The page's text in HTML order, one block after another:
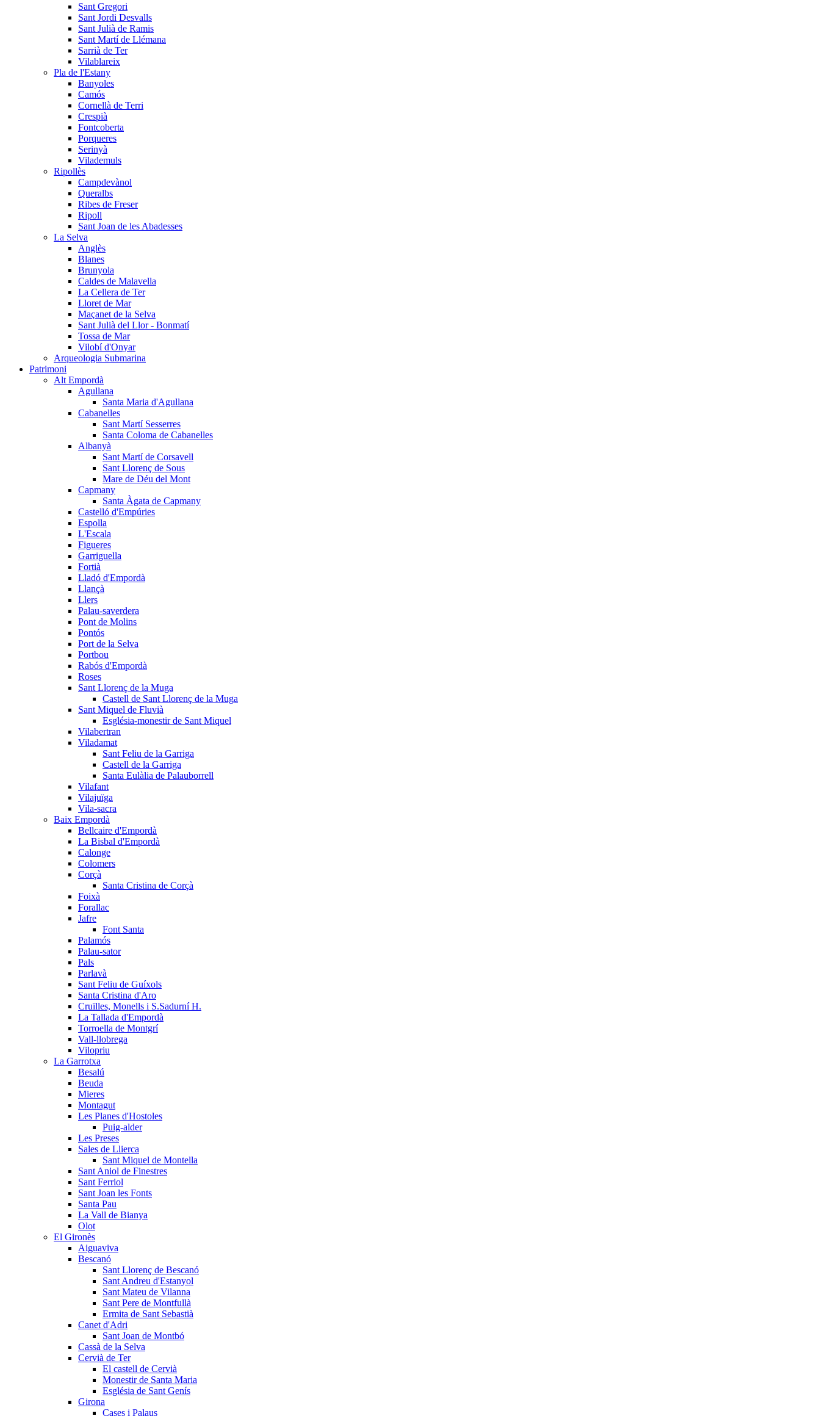
Sant Gregori
Sant Jordi Desvalls
Sant Julià de Ramis
Sant Martí de Llémana
Sarrià de Ter
Vilablareix
Pla de l'Estany
Banyoles
Camós
Cornellà de Terri
Crespià
Fontcoberta
Porqueres
Serinyà
Vilademuls
Ripollès
Campdevànol
Queralbs
Ribes de Freser
Ripoll
Sant Joan de les Abadesses
La Selva
Anglès
Blanes
Brunyola
Caldes de Malavella
La Cellera de Ter
Lloret de Mar
Maçanet de la Selva
Sant Julià del Llor - Bonmatí
Tossa de Mar
Vilobí d'Onyar
Arqueologia Submarina
Patrimoni
Alt Empordà
Agullana
Santa Maria d'Agullana
Cabanelles
Sant Martí Sesserres
Santa Coloma de Cabanelles
Albanyà
Sant Martí de Corsavell
Sant Llorenç de Sous
Mare de Déu del Mont
Capmany
Santa Àgata de Capmany
Castelló d'Empúries
Espolla
L'Escala
Figueres
Garriguella
Fortià
Lladó d'Empordà
Llançà
Llers
Palau-saverdera
Pont de Molins
Pontós
Port de la Selva
Portbou
Rabós d'Empordà
Roses
Sant Llorenç de la Muga
Castell de Sant Llorenç de la Muga
Sant Miquel de Fluvià
Església-monestir de Sant Miquel
Vilabertran
Viladamat
Sant Feliu de la Garriga
Castell de la Garriga
Santa Eulàlia de Palauborrell
Vilafant
Vilajuïga
Vila-sacra
Baix Empordà
Bellcaire d'Empordà
La Bisbal d'Empordà
Calonge
Colomers
Corçà
Santa Cristina de Corçà
Foixà
Forallac
Jafre
Font Santa
Palamós
Palau-sator
Pals
Parlavà
Sant Feliu de Guíxols
Santa Cristina d'Aro
Cruïlles, Monells i S.Sadurní H.
La Tallada d'Empordà
Torroella de Montgrí
Vall-llobrega
Vilopriu
La Garrotxa
Besalú
Beuda
Mieres
Montagut
Les Planes d'Hostoles
Puig-alder
Les Preses
Sales de Llierca
Sant Miquel de Montella
Sant Aniol de Finestres
Sant Ferriol
Sant Joan les Fonts
Santa Pau
La Vall de Bianya
Olot
El Gironès
Aiguaviva
Bescanó
Sant Llorenç de Bescanó
Sant Andreu d'Estanyol
Sant Mateu de Vilanna
Sant Pere de Montfullà
Ermita de Sant Sebastià
Canet d'Adri
Sant Joan de Montbó
Cassà de la Selva
Cervià de Ter
El castell de Cervià
Monestir de Santa Maria
Església de Sant Genís
Girona
Cases i Palaus